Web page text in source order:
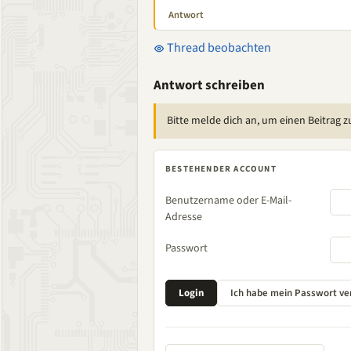
Antwort
Thread beobachten
Antwort schreiben
Bitte melde dich an, um einen Beitrag
BESTEHENDER ACCOUNT
Benutzername oder E-Mail-
Adresse
Passwort